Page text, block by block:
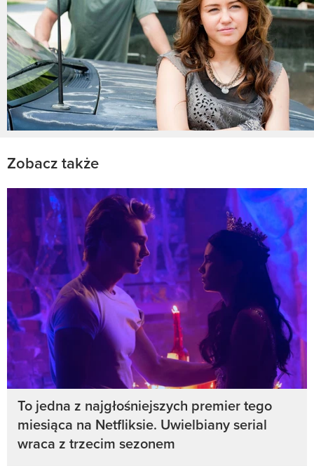
Zobacz także
To jedna z najgłośniejszych premier tego
miesiąca na Netfliksie. Uwielbiany serial
wraca z trzecim sezonem